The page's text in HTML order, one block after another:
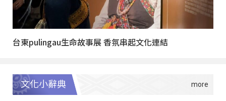
台東pulingau生命故事展 香氛串起文化連結
文化小辭典